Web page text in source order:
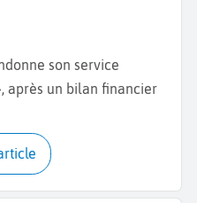
son service
après un bilan financier